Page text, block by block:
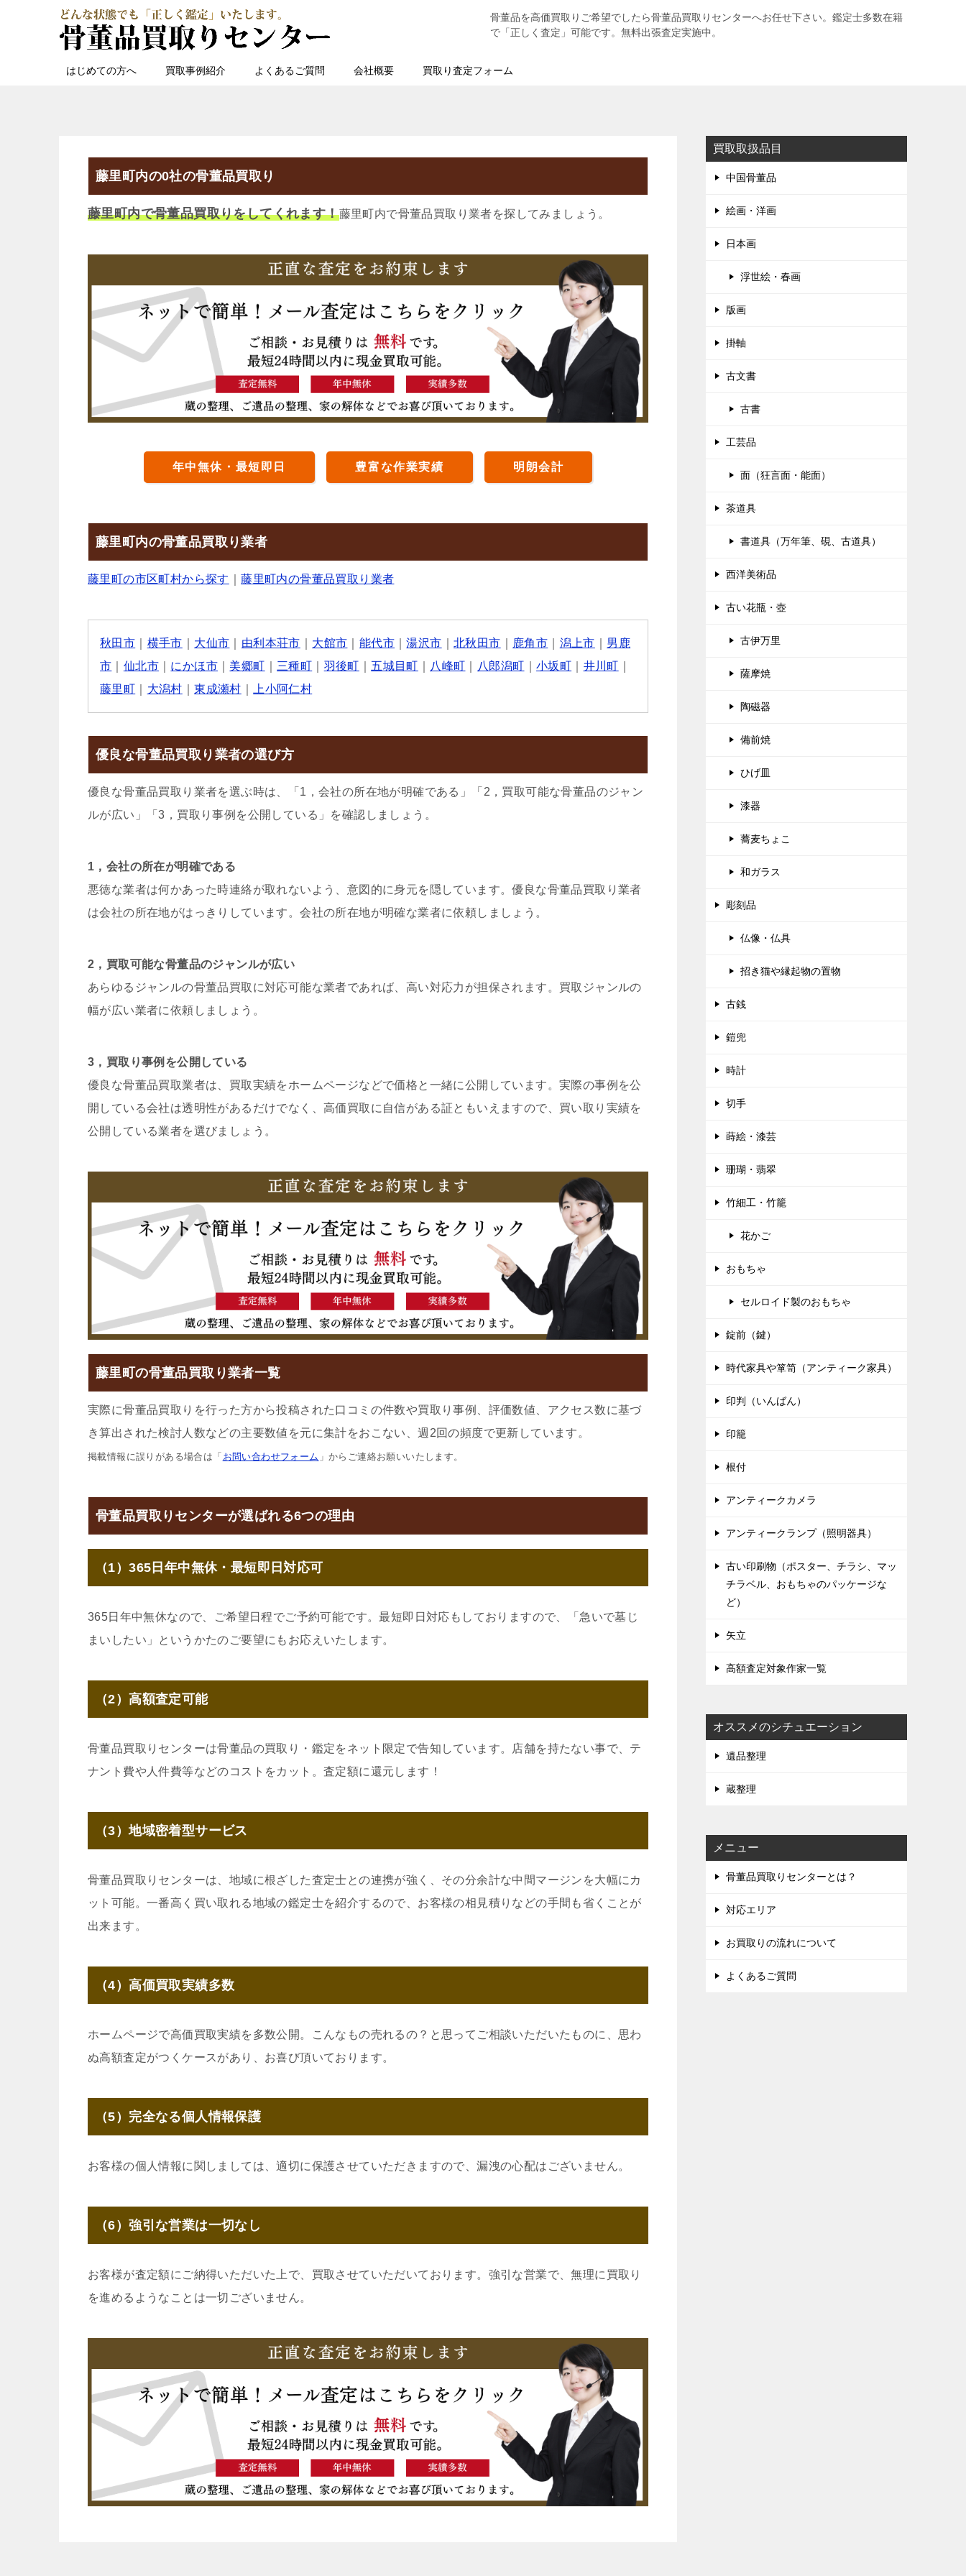
骨董品を高価買取りご希望でしたら骨董品買取りセンターへお任せ下さい。鑑定士多数在籍
で「正しく査定」可能です。無料出張査定実施中。
はじめての方へ 買取事例紹介 よくあるご質問 会社概要 買取り査定フォーム
藤里町内の0社の骨董品買取り
藤里町内で骨董品買取りをしてくれます！藤里町内で骨董品買取り業者を探してみましょう。
年中無休・最短即日 豊富な作業実績 明朗会計
藤里町内の骨董品買取り業者
藤里町の市区町村から探す ｜藤里町内の骨董品買取り業者
秋田市 横手市 大仙市 由利本荘市 大館市 能代市 ｜湯沢市 ｜北秋田市 鹿角市 潟上市
男鹿
市
仙北市 にかほ市 美郷町 三種町 羽後町 五城目町 八峰町 八郎潟町 小坂町 井川町
藤里町
大潟村 ｜東成瀬村 上小阿仁村
優良な骨董品買取り業者の選び方
優良な骨董品買取り業者を選ぶ時は、「1，会社の所在地が明確である」「2，買取可能な骨董品のジャン
ルが広い」「3，買取り事例を公開している」を確認しましょう。
1，会社の所在が明確である
悪徳な業者は何かあった時連絡が取れないよう、意図的に身元を隠しています。優良な骨董品買取り業者
は会社の所在地がはっきりしています。会社の所在地が明確な業者に依頼しましょう。
2，買取可能な骨董品のジャンルが広い
あらゆるジャンルの骨董品買取に対応可能な業者であれば、高い対応力が担保されます。買取ジャンルの
幅が広い業者に依頼しましょう。
3，買取り事例を公開している
優良な骨董品買取業者は、買取実績をホームページなどで価格と一緒に公開しています。実際の事例を公
開している会社は透明性があるだけでなく、高価買取に自信がある証ともいえますので、買い取り実績を
公開している業者を選びましょう。
藤里町の骨董品買取り業者一覧
実際に骨董品買取りを行った方から投稿された口コミの件数や買取り事例、評価数値、アクセス数に基づ
き算出された検討人数などの主要数値を元に集計をおこない、週2回の頻度で更新しています。
掲載情報に誤りがある場合は「 お問い合わせフォーム 」からご連絡お願いいたします。
骨董品買取りセンターが選ばれる6つの理由
（1）365日年中無休・最短即日対応可
365日年中無休なので、ご希望日程でご予約可能です。最短即日対応もしておりますので、「急いで墓じ
まいしたい」というかたのご要望にもお応えいたします。
（2）高額査定可能
骨董品買取りセンターは骨董品の買取り・鑑定をネット限定で告知しています。店舗を持たない事で、テ
ナント費や人件費等などのコストをカット。査定額に還元します！
（3）地域密着型サービス
骨董品買取りセンターは、地域に根ざした査定士との連携が強く、その分余計な中間マージンを大幅にカ
ット可能。一番高く買い取れる地域の鑑定士を紹介するので、お客様の相見積りなどの手間も省くことが
出来ます。
（4）高価買取実績多数
ホームページで高価買取実績を多数公開。こんなもの売れるの？と思ってご相談いただいたものに、思わ
ぬ高額査定がつくケースがあり、お喜び頂いております。
（5）完全なる個人情報保護
お客様の個人情報に関しましては、適切に保護させていただきますので、漏洩の心配はございません。
（6）強引な営業は一切なし
お客様が査定額にご納得いただいた上で、買取させていただいております。強引な営業で、無理に買取り
を進めるようなことは一切ございません。
買取取扱品目
中国骨董品
絵画・洋画
日本画
浮世絵・春画
版画
掛軸
古文書
古書
工芸品
面（狂言面・能面）
茶道具
書道具（万年筆、硯、古道具）
西洋美術品
古い花瓶・壺
古伊万里
薩摩焼
陶磁器
備前焼
ひげ皿
漆器
蕎麦ちょこ
和ガラス
彫刻品
仏像・仏具
招き猫や縁起物の置物
古銭
鎧兜
時計
切手
蒔絵・漆芸
珊瑚・翡翠
竹細工・竹籠
花かご
おもちゃ
セルロイド製のおもちゃ
錠前（鍵）
時代家具や箪笥（アンティーク家具）
印判（いんばん）
印籠
根付
アンティークカメラ
アンティークランプ（照明器具）
古い印刷物（ポスター、チラシ、マッ
チラベル、おもちゃのパッケージな
ど）
矢立
高額査定対象作家一覧
オススメのシチュエーション
遺品整理
蔵整理
メニュー
骨董品買取りセンターとは？
対応エリア
お買取りの流れについて
よくあるご質問